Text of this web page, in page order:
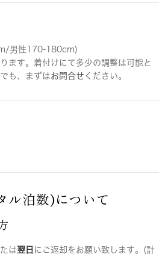
男性170-180cm)
ます。着付けにて多少の調整は可能と
も、まずはお問合せ ください。
ル泊数)について
は翌日 にご返却をお願い致します。(計